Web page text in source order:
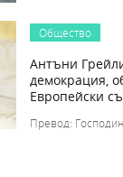
Общество
Антъни
демокрация,
Европейски
Превод: